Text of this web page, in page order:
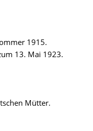
1915.
13. Mai 1923.
Mütter.